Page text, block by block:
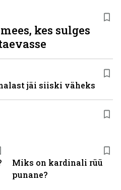
Miks on kardinali rüü
punane?
kes sulges
jäi siiski väheks